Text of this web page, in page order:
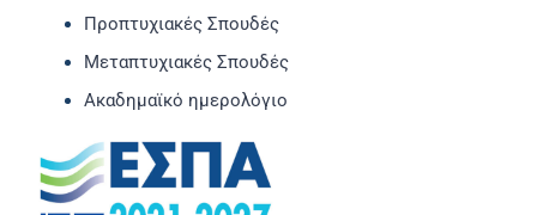
Προπτυχιακές Σπουδές
Μεταπτυχιακές Σπουδές
Ακαδημαϊκό ημερολόγιο